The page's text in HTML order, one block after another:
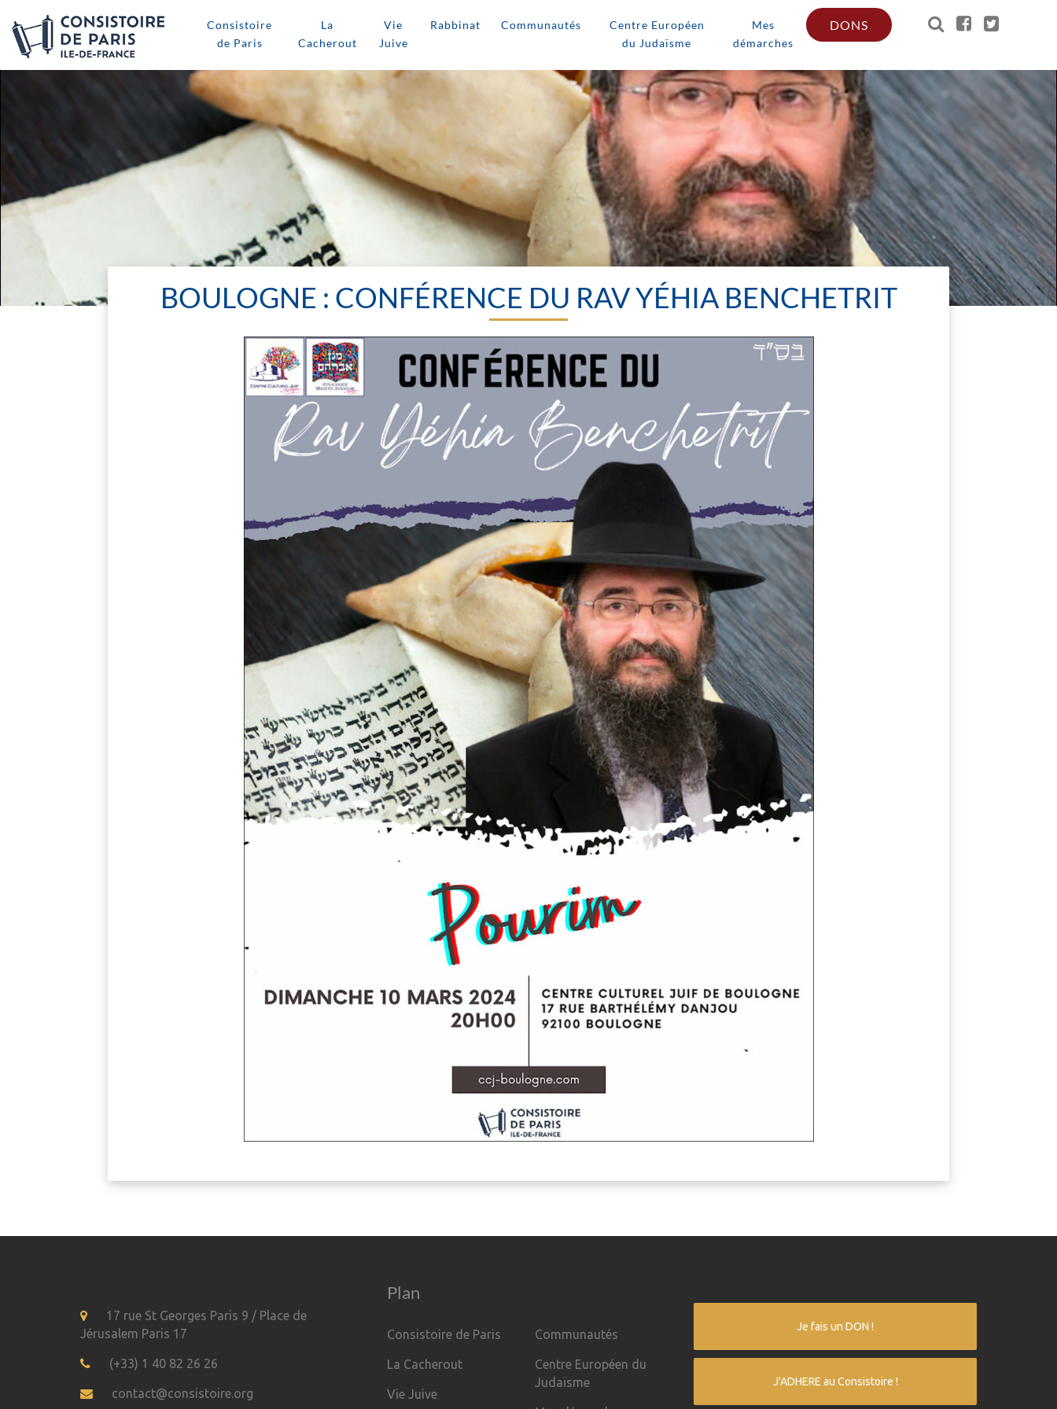
Consistoire
de Paris
La
Cacherout
Vie
Juive
Rabbinat Communautés
Centre Européen
du Judaïsme
Mes
démarches
DONS
BOULOGNE : CONFÉRENCE DU RAV YÉHIA BENCHETRIT
17 rue St Georges Paris 9 / Place de
Jérusalem Paris 17
(+33) 1 40 82 26 26
contact@consistoire.org
Plan
Consistoire de Paris
La Cacherout
Vie Juive
Communautés
Centre Européen du
Judaïsme
Je fais un DON !
J'ADHERE au Consistoire !